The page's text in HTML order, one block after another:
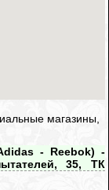
магазины,
- Reebok) -
35, ТК